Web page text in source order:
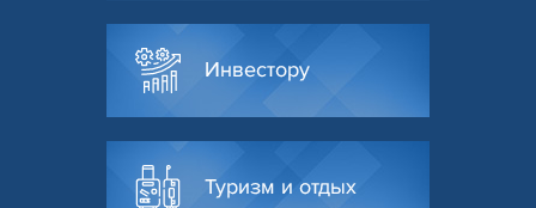
Инвестору
Туризм и отдых